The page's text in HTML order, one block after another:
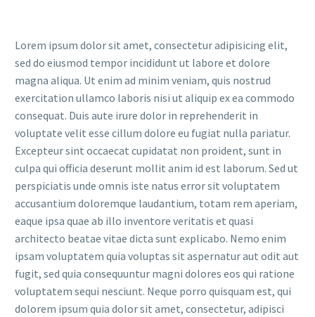
Lorem ipsum dolor sit amet, consectetur adipisicing elit,
sed do eiusmod tempor incididunt ut labore et dolore
magna aliqua. Ut enim ad minim veniam, quis nostrud
exercitation ullamco laboris nisi ut aliquip ex ea commodo
consequat. Duis aute irure dolor in reprehenderit in
voluptate velit esse cillum dolore eu fugiat nulla pariatur.
Excepteur sint occaecat cupidatat non proident, sunt in
culpa qui officia deserunt mollit anim id est laborum. Sed ut
perspiciatis unde omnis iste natus error sit voluptatem
accusantium doloremque laudantium, totam rem aperiam,
eaque ipsa quae ab illo inventore veritatis et quasi
architecto beatae vitae dicta sunt explicabo. Nemo enim
ipsam voluptatem quia voluptas sit aspernatur aut odit aut
fugit, sed quia consequuntur magni dolores eos qui ratione
voluptatem sequi nesciunt. Neque porro quisquam est, qui
dolorem ipsum quia dolor sit amet, consectetur, adipisci